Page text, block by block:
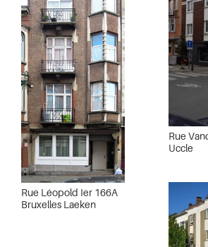
Rue Léopold Ier 166A
Bruxelles Laeken
Rue
Uccle